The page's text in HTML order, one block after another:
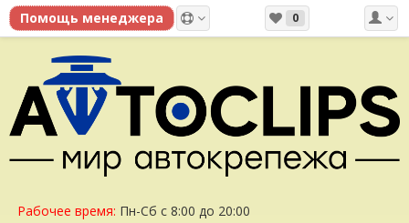
0
Рабочее время: Пн-Сб с 8:00 до 20:00